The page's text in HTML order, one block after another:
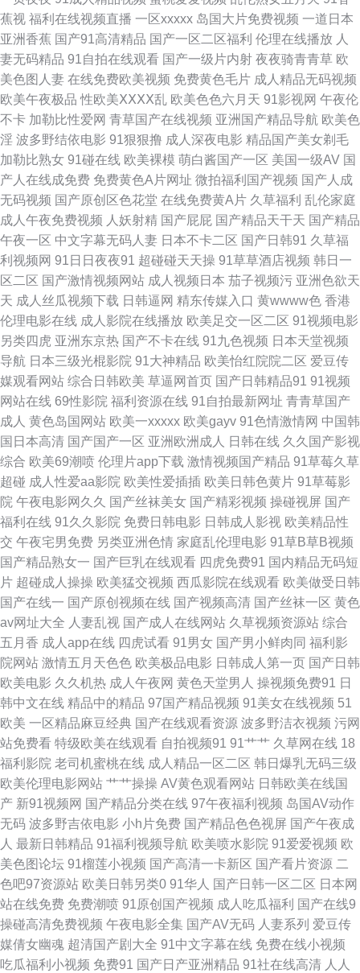
影库永久免费 欧美巨大黑人极品精男 阿v天堂2018在无码 日韩国产久久 国
产娇小 午夜小视频试看五分钟 黑丝福利导航 影音先锋资源 免费观费vip电视
剧 996久 免费看电视剧的网站 亚洲小说区 国产精品丝袜黑 日韩肏逼无码 91
美女诱惑 久久资源总站 胸好大用力深一点 富婆一对一刺激交友 欧美综合 种
子链接下载 国产做国产爱免费视频 婷婷五月天网 超碰人一本道 欧美激情视
一本色道在 国产蝌蚪免费观看视频 色色男人天堂 a人片在线观看 蜜臀看片
亚洲特级一级大 国产老湿中文字幕 日本做a爱片在 91黑人探花 极品午夜AV
五月婷婷综合网 成人视频香蕉 欧美午夜视频午夜福利 在线观看污国产一区
国产在线网址 瑟瑟国产综合在线观看 bt天堂论坛bt之家 免费韩剧观看 亚洲
性爱免费网址 国语对白精品 中文字幕视频亚韩 欧美v日韩v亚 亚洲综合在线
最大成人 国产三区免费在线观看 日韓精品歐 不卡影院 农村黄a三级 亚洲一
区二区三区播放 国产精品影视 日韩精品网 91视频免费在线观看 欧美日韩国
产高清视频 国产精品色哟 亚洲日本中文字幕区 免费99视频 国产3区 亚洲免
费一区二区 在线观看人成午夜影片 含羞草影院无限在 我的小后妈韩国中字
成人社区AV 欧洲亚洲午夜 欧美性爱喷潮视频播放 中文字幕蜜臀AV熟女人妻
久草视频国产精品 亚洲春色 国产大片 日本男人久久 91论坛最新地址 狼友福
利AV 亚洲欧美日韩综合专区 国产精品亚洲最新 国产传媒京东 日产vs国产vs
韩产 91视频久久 懒人电影网 亚洲高清无 国产精品天堂 日韩午夜成 9色99视
频日韩 蜜桃视频免费版 亚洲日本视频在线看 国产卡一卡二 日韩午夜激情视
频 99精品亚洲 免费a一级 一本综合九九国产二区 国产亚洲精品资源在 深夜
看免费网站 超碰色色 欧美日韩国产在线一区 在线免费电视网站大全 國產免
費人成 天堂中文字幕在线 成全视频在线观看免费观看大全 亚洲国产国产片
精品 国产精品第三页在线看 日韩特黄 aⅴ27一区二区三区 免费观看电影网 夜
色88v精品国产 国产网站黄色 色老头国 国产精品九九一区视频 中文字幕一
蕉视 福利在线视频直播 一区xxxxx 岛国大片免费视频 一道日本
亚洲香蕉 国产91高清精品 国产一区二区福利 伦理在线播放 人
妻无码精品 91自拍在线观看 国产一级片内射 夜夜骑青青草 欧
美色图人妻 在线免费欧美视频 免费黄色毛片 成人精品无码视频
欧美午夜极品 性欧美ⅩⅩⅩⅩ乱 欧美色色六月天 91影视网 午夜伦
不卡 加勒比性爱网 青草国产在线视频 亚洲国产精品导航 欧美色
淫 波多野结依电影 91狠狠撸 成人深夜电影 精品国产美女剃毛
加勒比熟女 91碰在线 欧美裸模 萌白酱国产一区 美国一级AV 国
产人在线成免费 免费黄色A片网址 微拍福利国产视频 国产人成
无码视频 国产原创区色花堂 在线免费黄A片 久草福利 乱伦家庭
成人午夜免费视频 人妖射精 国产屁屁 国产精品天干天 国产精品
午夜一区 中文字幕无码人妻 日本不卡二区 国产日韩91 久草福
利视频网 91日日夜夜91 超碰碰天天操 91草草酒店视频 韩日一
区二区 国产激情视频网站 成人视频日本 茄子视频污 亚洲色欲天
天 成人丝瓜视频下载 日韩逼网 精东传媒入口 黄wwww色 香港
伦理电影在线 成人影院在线播放 欧美足交一区二区 91视频电影
另类四虎 亚洲东京热 国产不卡在线 91九色视频 日本天堂视频
导航 日本三级光棍影院 91大神精品 欧美怡红院院二区 爱豆传
媒观看网站 综合日韩欧美 草逼网首页 国产日韩精品91 91视频
网站在线 69性影院 福利资源在线 91自拍最新网址 青青草国产
成人 黄色岛国网站 欧美一xxxxx 欧美gayv 91色情激情网 中国韩
国日本高清 国产国产一区 亚洲欧洲成人 日韩在线 久久国产影视
综合 欧美69潮喷 伦理片app下载 激情视频国产精品 91草莓久草
超碰 成人性爱aa影院 欧美性爱插插 欧美日韩色黄片 91草莓影
院 午夜电影网久久 国产丝袜美女 国产精彩视频 操碰视屏 国产
福利在线 91久久影院 免费日韩电影 日韩成人影视 欧美精品性
交 午夜宅男免费 另类亚洲色情 家庭乱伦理电影 91草B草B视频
国产精品熟女一 国产巨乳在线观看 四虎免费91 国内精品无码短
片 超碰成人操操 欧美猛交视频 西瓜影院在线观看 欧美做受日韩
国产在线一 国产原创视频在线 国产视频高清 国产丝袜一区 黄色
av网址大全 人妻乱视 国产成人在线网站 久草视频资源站 综合
五月香 成人app在线 四虎试看 91男女 国产男小鲜肉同 福利影
院网站 激情五月天色色 欧美极品电影 日韩成人第一页 国产日韩
欧美电影 久久机热 成人午夜网 黄色天堂男人 操视频免费91 日
韩中文在线 精品中的精品 97国产精品视频 91美女在线视频 51
欧美 一区精品麻豆经典 国产在线观看资源 波多野洁衣视频 污网
站免费看 特级欧美在线观看 自拍视频91 91艹艹 久草网在线 18
福利影院 老司机蜜桃在线 成人精品一区二区 韩日爆乳无码三级
欧美伦理电影网站 艹艹操操 AV黄色观看网站 日韩欧美在线国
产 新91视频网 国产精品分类在线 97午夜福利视频 岛国AV动作
无码 波多野吉依电影 小h片免费 国产精品色色视屏 国产午夜成
人 最新日韩精品 91福利视频导航 欧美喷水影院 91爱爱视频 欧
美色图论坛 91榴莲小视频 国产高清一卡新区 国产看片资源 二
色吧97资源站 欧美日韩另类0 91华人 国产日韩一区二区 日本网
站在线免费 免费潮喷 91原创国产视频 成人吃瓜福利 国产在线9
操碰高清免费视频 午夜电影全集 国产AV无码 人妻系列 爱豆传
媒倩女幽魂 超清国产剧大全 91中文字幕在线 免费在线小视频
吃瓜福利小视频 免费91 国产日产亚洲精品 91社在线高清 人人